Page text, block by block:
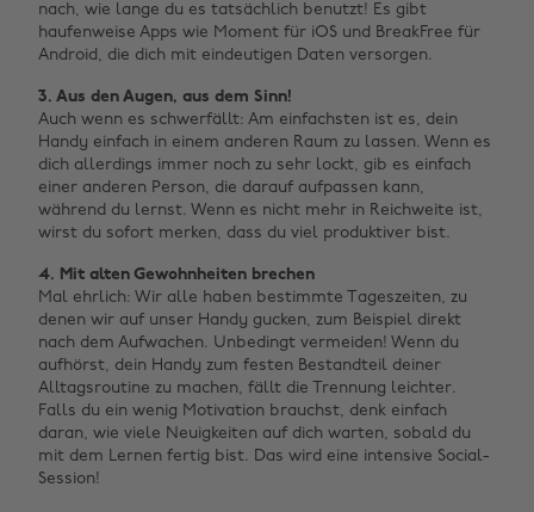
nach, wie lange du es tatsächlich benutzt! Es gibt
haufenweise Apps wie Moment für iOS und BreakFree für
Android, die dich mit eindeutigen Daten versorgen.
3. Aus den Augen, aus dem Sinn!
Auch wenn es schwerfällt: Am einfachsten ist es, dein
Handy einfach in einem anderen Raum zu lassen. Wenn es
dich allerdings immer noch zu sehr lockt, gib es einfach
einer anderen Person, die darauf aufpassen kann,
während du lernst. Wenn es nicht mehr in Reichweite ist,
wirst du sofort merken, dass du viel produktiver bist.
4. Mit alten Gewohnheiten brechen
Mal ehrlich: Wir alle haben bestimmte Tageszeiten, zu
denen wir auf unser Handy gucken, zum Beispiel direkt
nach dem Aufwachen. Unbedingt vermeiden! Wenn du
aufhörst, dein Handy zum festen Bestandteil deiner
Alltagsroutine zu machen, fällt die Trennung leichter.
Falls du ein wenig Motivation brauchst, denk einfach
daran, wie viele Neuigkeiten auf dich warten, sobald du
mit dem Lernen fertig bist. Das wird eine intensive Social-
Session!